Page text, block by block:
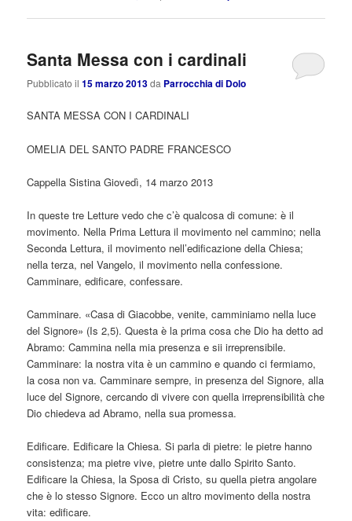
Santa Messa con i cardinali
Pubblicato il15 marzo 2013da Parrocchia di Dolo
SANTA MESSA CON I CARDINALI
OMELIA DEL SANTO PADRE FRANCESCO
Cappella Sistina Giovedì, 14 marzo 2013
In queste tre Letture vedo che c’è qualcosa di comune: è il
movimento. Nella Prima Lettura il movimento nel cammino; nella
Seconda Lettura, il movimento nell’edificazione della Chiesa;
nella terza, nel Vangelo, il movimento nella confessione.
Camminare, edificare, confessare.
Camminare. «Casa di Giacobbe, venite, camminiamo nella luce
del Signore» (Is 2,5). Questa è la prima cosa che Dio ha detto ad
Abramo: Cammina nella mia presenza e sii irreprensibile.
Camminare: la nostra vita è un cammino e quando ci fermiamo,
la cosa non va. Camminare sempre, in presenza del Signore, alla
luce del Signore, cercando di vivere con quella irreprensibilità che
Dio chiedeva ad Abramo, nella sua promessa.
Edificare. Edificare la Chiesa. Si parla di pietre: le pietre hanno
consistenza; ma pietre vive, pietre unte dallo Spirito Santo.
Edificare la Chiesa, la Sposa di Cristo, su quella pietra angolare
che è lo stesso Signore. Ecco un altro movimento della nostra
vita: edificare.